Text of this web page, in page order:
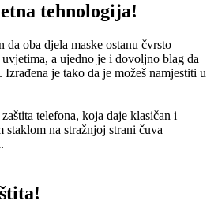
tehnologija!
da oba djela maske ostanu čvrsto
a ujedno je i dovoljno blag da
Izrađena je tako da je možeš namjestiti u
telefona, koja daje klasičan i
staklom na stražnjoj strani čuva